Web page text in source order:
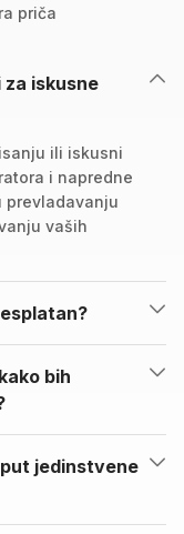
priča
iskusne
ili iskusni
i napredne
prevladavanju
vaših
bih
jedinstvene